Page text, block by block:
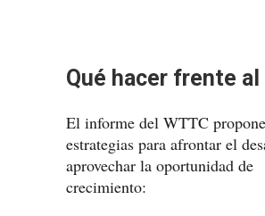
Qué hacer frente
El informe del WTTC
estrategias para afrontar el
aprovechar la oportunidad de
crecimiento: